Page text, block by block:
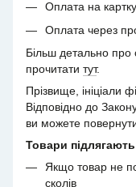
Оплата на
Оплата через
Більш детально
прочитати тут.
Прізвище, ініціали
Відповідно до
ви можете
Товари
Якщо товар не
сколів